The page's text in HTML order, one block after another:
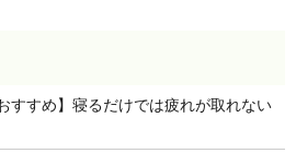
すすめ】寝るだけでは疲れが取れない